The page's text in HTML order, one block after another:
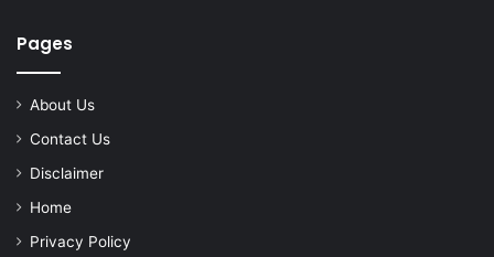
Pages
About Us
Contact Us
Disclaimer
Home
Privacy Policy